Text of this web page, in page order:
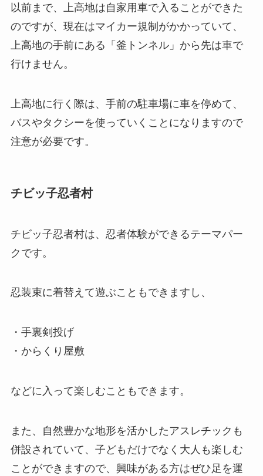
以前まで、上高地は自家用車で入ることができた
のですが、現在はマイカー規制がかかっていて、
上高地の手前にある「釜トンネル」から先は車で
行けません。
上高地に行く際は、手前の駐車場に車を停めて、
バスやタクシーを使っていくことになりますので
注意が必要です。
チビッ子忍者村
チビッ子忍者村は、忍者体験ができるテーマパー
クです。
忍装束に着替えて遊ぶこともできますし、
・手裏剣投げ
・からくり屋敷
などに入って楽しむこともできます。
また、自然豊かな地形を活かしたアスレチックも
併設されていて、子どもだけでなく大人も楽しむ
ことができますので、興味がある方はぜひ足を運